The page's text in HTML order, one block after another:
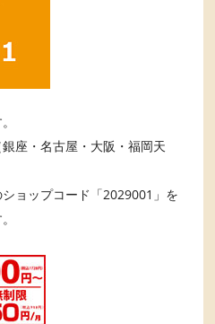
座・名古屋・大阪・福岡天
ョップコード「2029001」を